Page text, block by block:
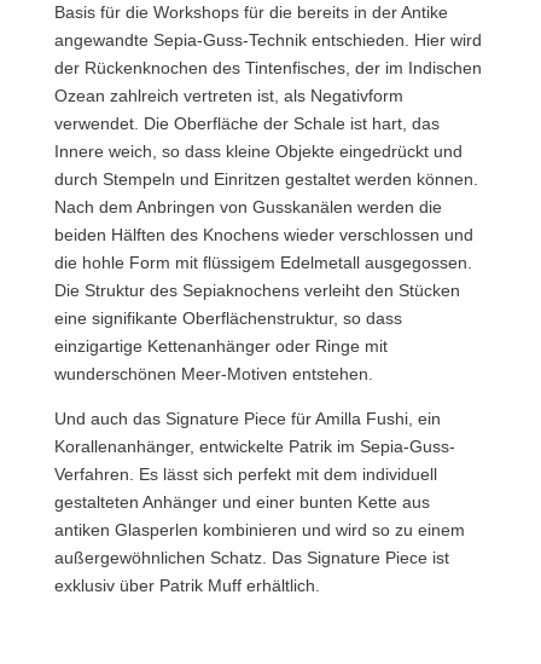
Basis für die Workshops für die bereits in der Antike
angewandte Sepia-Guss-Technik entschieden. Hier wird
der Rückenknochen des Tintenfisches, der im Indischen
Ozean zahlreich vertreten ist, als Negativform
verwendet. Die Oberfläche der Schale ist hart, das
Innere weich, so dass kleine Objekte eingedrückt und
durch Stempeln und Einritzen gestaltet werden können.
Nach dem Anbringen von Gusskanälen werden die
beiden Hälften des Knochens wieder verschlossen und
die hohle Form mit flüssigem Edelmetall ausgegossen.
Die Struktur des Sepiaknochens verleiht den Stücken
eine signifikante Oberflächenstruktur, so dass
einzigartige Kettenanhänger oder Ringe mit
wunderschönen Meer-Motiven entstehen.
Und auch das Signature Piece für Amilla Fushi, ein
Korallenanhänger, entwickelte Patrik im Sepia-Guss-
Verfahren. Es lässt sich perfekt mit dem individuell
gestalteten Anhänger und einer bunten Kette aus
antiken Glasperlen kombinieren und wird so zu einem
außergewöhnlichen Schatz. Das Signature Piece ist
exklusiv über Patrik Muff erhältlich.